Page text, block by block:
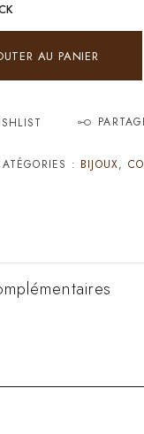
AU PANIER
: BIJOUX,